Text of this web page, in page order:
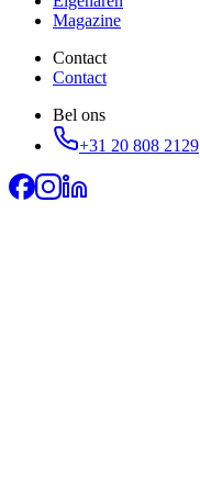
Magazine
Contact
Contact
Bel ons
+31 20 808 2129